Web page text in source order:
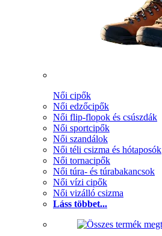
Női cipők
Női edzőcipők
Női flip-flopok és csúszdák
Női sportcipők
Női szandálok
Női téli csizma és hótaposók
Női tornacipők
Női túra- és túrabakancsok
Női vízi cipők
Női vizálló csizma
Láss többet...